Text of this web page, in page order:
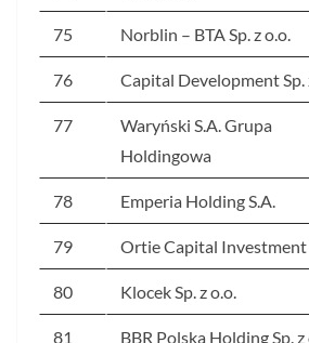
75 Norblin – BTA Sp. z o.o.
76 Capital Development Sp.
77
Waryński S.A. Grupa
Holdingowa
78 Emperia Holding S.A.
79 Ortie Capital Investment
80 Klocek Sp. z o.o.
81 BBR Polska Holding Sp. z